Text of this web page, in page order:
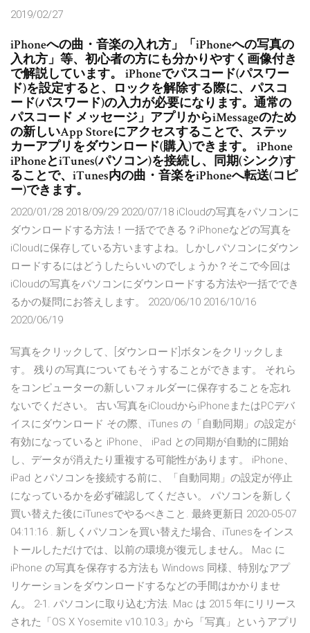
2019/02/27
iPhoneへの曲・音楽の入れ方」「iPhoneへの写真の
入れ方」等、初心者の方にも分かりやすく画像付き
で解説しています。 iPhoneでパスコード(パスワー
ド)を設定すると、ロックを解除する際に、パスコ
ード(パスワード)の入力が必要になります。通常の
パスコード メッセージ」アプリからiMessageのため
の新しいApp Storeにアクセスすることで、ステッ
カーアプリをダウンロード(購入)できます。 iPhone
iPhoneとiTunes(パソコン)を接続し、同期(シンク)す
ることで、iTunes内の曲・音楽をiPhoneへ転送(コピ
ー)できます。
2020/01/28 2018/09/29 2020/07/18 iCloudの写真をパソコンに
ダウンロードする方法！一括でできる？iPhoneなどの写真を
iCloudに保存している方いますよね。しかしパソコンにダウン
ロードするにはどうしたらいいのでしょうか？そこで今回は
iCloudの写真をパソコンにダウンロードする方法や一括ででき
るかの疑問にお答えします。 2020/06/10 2016/10/16
2020/06/19
写真をクリックして、[ダウンロード]ボタンをクリックしま
す。 残りの写真についてもそうすることができます。 それら
をコンピューターの新しいフォルダーに保存することを忘れ
ないでください。 古い写真をiCloudからiPhoneまたはPCデバ
イスにダウンロード その際、iTunes の「自動同期」の設定が
有効になっていると iPhone、 iPad との同期が自動的に開始
し、データが消えたり重複する可能性があります。 iPhone、
iPad とパソコンを接続する前に、「自動同期」の設定が停止
になっているかを必ず確認してください。 パソコンを新しく
買い替えた後にiTunesでやるべきこと. 最終更新日 2020-05-07
04:11:16 . 新しくパソコンを買い替えた場合、iTunesをインス
トールしただけでは、以前の環境が復元しません。 Mac に
iPhone の写真を保存する方法も Windows 同様、特別なアプ
リケーションをダウンロードするなどの手間はかかりませ
ん。 2-1. パソコンに取り込む方法. Mac は 2015 年にリリース
された「OS X Yosemite v10.10.3」から「写真」というアプリ